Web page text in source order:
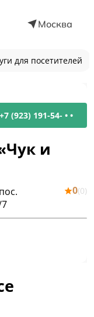
Москва
для посетителей
+7 (923) 191-54- • •
и
0(0)